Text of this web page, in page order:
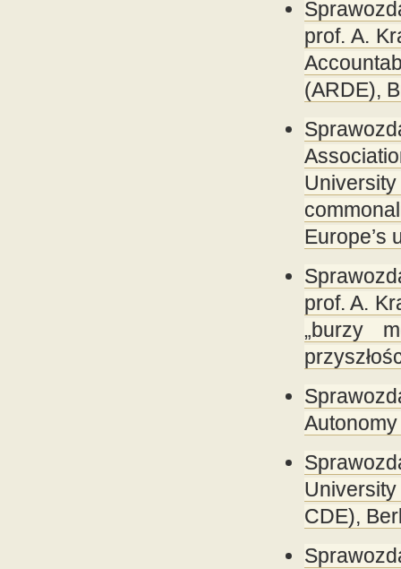
prof. A.
(ARDE),
Europe’s
prof. A.
„burzy
CDE),